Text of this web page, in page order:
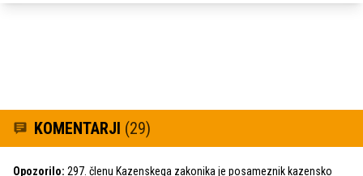
KOMENTARJI (29)
Opozorilo: 297. členu Kazenskega zakonika je posameznik kazensko